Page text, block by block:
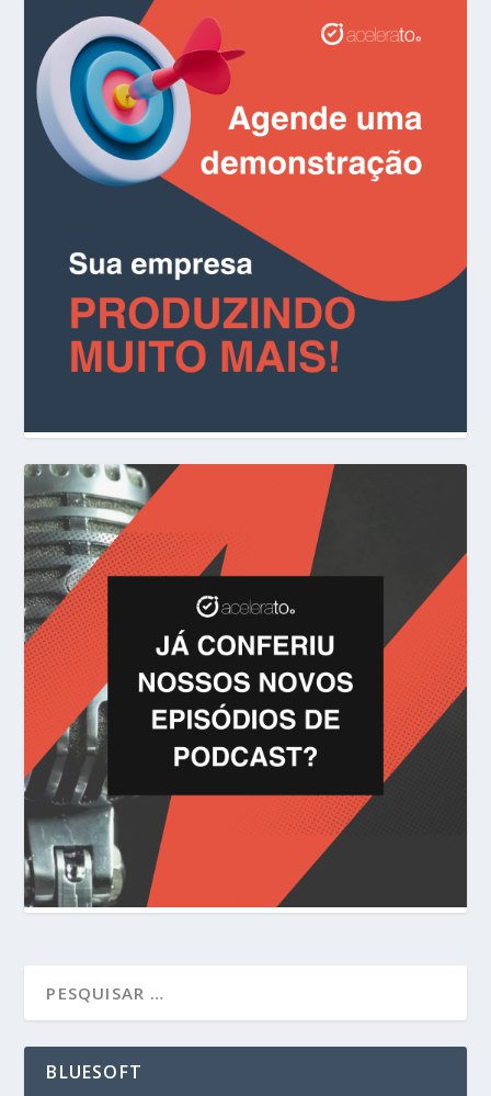
BLUESOFT